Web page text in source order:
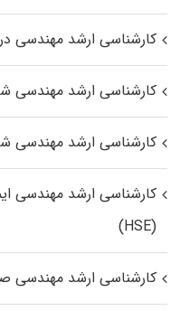
کارشناسی ارشد مهندسی
کارشناسی ارشد مهندسی
کارشناسی ارشد مهندسی
کارشناسی ارشد مهندسی
(HSE)
کارشناسی ارشد مهندسی